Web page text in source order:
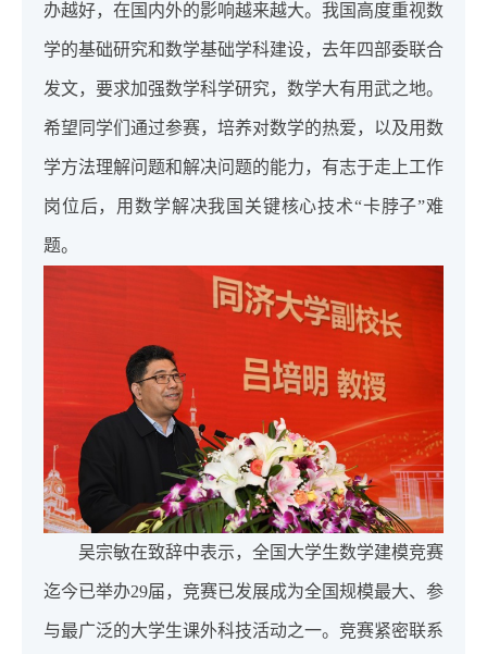
办越好，在国内外的影响越来越大。我国高度重视数
学的基础研究和数学基础学科建设，去年四部委联合
发文，要求加强数学科学研究，数学大有用武之地。
希望同学们通过参赛，培养对数学的热爱，以及用数
学方法理解问题和解决问题的能力，有志于走上工作
岗位后，用数学解决我国关键核心技术“卡脖子”难
题。
吴宗敏在致辞中表示，全国大学生数学建模竞赛
迄今已举办29届，竞赛已发展成为全国规模最大、参
与最广泛的大学生课外科技活动之一。竞赛紧密联系